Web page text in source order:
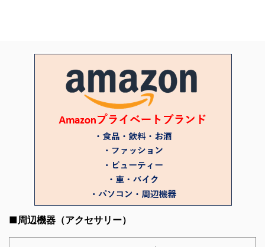
■周辺機器（アクセサリー）